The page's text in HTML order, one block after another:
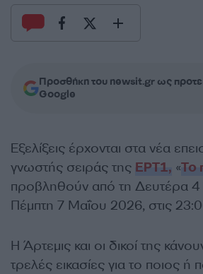
Προσθήκη του newsit.gr ως
Google
Εξελίξεις έρχονται στα νέα
γνωστής σειράς της ΕΡΤ1, «Το
προβληθούν από τη Δευτέρα
Πέμπτη 7 Μαΐου 2026, στις
Η Άρτεμις και οι δικοί της
τρελές εικασίες για το ποιος ή